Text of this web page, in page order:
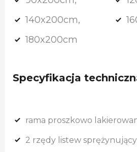
140x200cm,
180x200cm
Specyfikacja
rama proszkowo
2 rzędy listew